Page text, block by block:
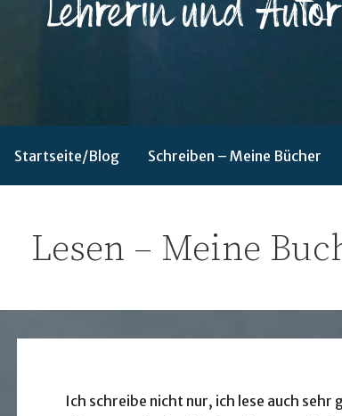
Startseite/Blog Schreiben – Meine Bücher
Lesen – Meine
Ich schreibe nicht nur, ich lese auch sehr